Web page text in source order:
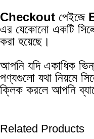
Checkout পেইজে
এর যেকোনো একটি
করা হয়েছে।
আপনি যদি একাধিক
পণ্যগুলো যথা নিয়মে
ক্লিক করলে আপনি
Related Products